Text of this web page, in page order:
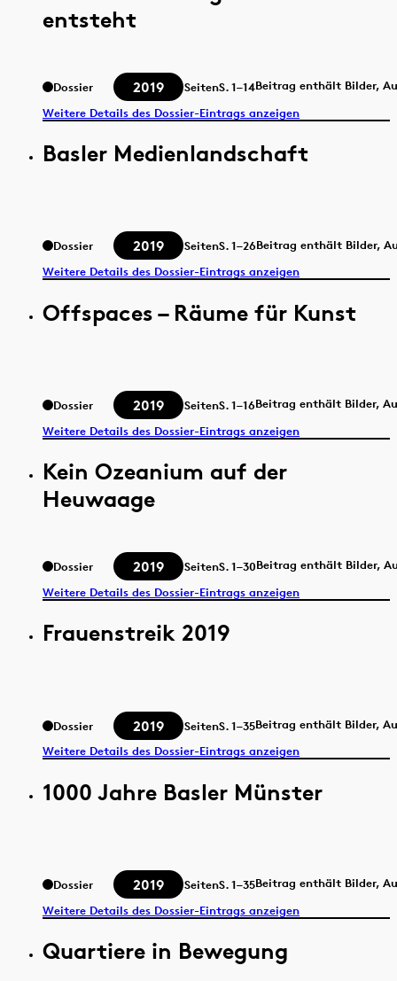
entsteht
Dossier 2019 SeitenS.1–14Beitrag enthält Bilder,
Weitere Details des Dossier-Eintrags anzeigen
Basler Medienlandschaft
Dossier 2019 SeitenS.1–26Beitrag enthält Bilder,
Weitere Details des Dossier-Eintrags anzeigen
Offspaces – Räume für Kunst
Dossier 2019 SeitenS.1–16Beitrag enthält Bilder,
Weitere Details des Dossier-Eintrags anzeigen
Kein Ozeanium auf der
Heuwaage
Dossier 2019 SeitenS.1–30Beitrag enthält Bilder,
Weitere Details des Dossier-Eintrags anzeigen
Frauenstreik 2019
Dossier 2019 SeitenS.1–35Beitrag enthält Bilder,
Weitere Details des Dossier-Eintrags anzeigen
1000 Jahre Basler Münster
Dossier 2019 SeitenS.1–35Beitrag enthält Bilder,
Weitere Details des Dossier-Eintrags anzeigen
Quartiere in Bewegung